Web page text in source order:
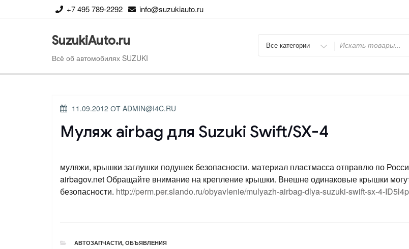
+7 495 789-2292 info@suzukiauto.ru
SuzukiAuto.ru
Всё об автомобилях SUZUKI
Искать
ОПУБЛИКОВАНО
11.09.2012 ОТ ADMIN@I4C.RU
Муляж airbag для Suzuki Swift/SX-4
муляжи, крышки заглушки подушек безопасности. материал пластмасса отправлю по
airbagov.net Обращайте внимание на крепление крышки. Внешне одинаковые крышки
безопасности. http://perm.per.slando.ru/obyavlenie/mulyazh-airbag-dlya-suzuki-swift-sx-4-
РУБРИКИ
АВТОЗАПЧАСТИ, ОБЪЯВЛЕНИЯ